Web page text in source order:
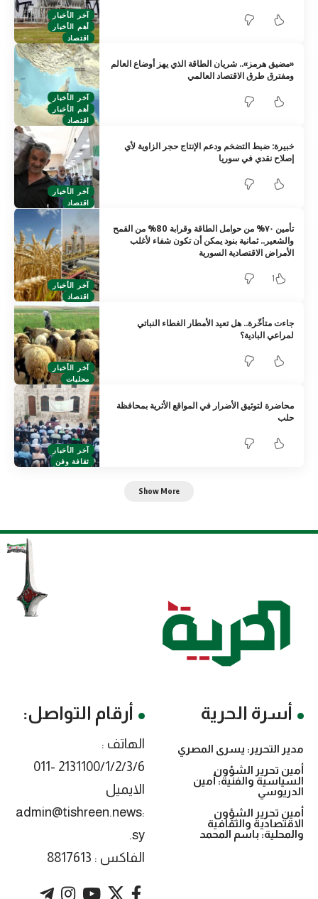
آخر الأخبار
أهم الأخبار
اقتصاد
آخر الأخبار
أهم الأخبار
اقتصاد
‏«مضيق هرمز».. شريان الطاقة الذي يهز أوضاع العالم
ومفترق طرق الاقتصاد العالمي
آخر الأخبار
اقتصاد
خبيرة: ضبط التضخم ودعم الإنتاج حجر الزاوية لأي
إصلاح نقدي في سوريا
آخر الأخبار
اقتصاد
تأمين ٧٠% من حوامل الطاقة وقرابة 80% من القمح
والشعير.. ثمانية بنود يمكن أن تكون شفاء لأغلب
الأمراض الاقتصادية السورية
1
آخر الأخبار
محليات
جاءت متأخّرة.. هل تعيد الأمطار الغطاء النباتي
لمراعي البادية؟
آخر الأخبار
ثقافة وفن
محاضرة لتوثيق الأضرار في المواقع الأثرية بمحافظة
حلب
Show More
أسرة الحرية
مدير التحرير: يسرى المصري
أمين تحرير الشؤون
السياسية والفنية: أمين
الدريوسي
أمين تحرير الشؤون
الاقتصادية والثقافية
والمحلية: باسم المحمد
أرقام التواصل:
الهاتف :
2131100/1/2/3/6 -011
الايميل
:admin@tishreen.news
.sy
الفاكس : 8817613